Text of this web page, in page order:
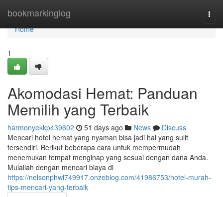
bookmarkinglog
Home
Home
1
Akomodasi Hemat: Panduan
Memilih yang Terbaik
harmonyekkp439602 51 days ago News
Discuss
Mencari hotel hemat yang nyaman bisa jadi hal yang sulit
tersendiri. Berikut beberapa cara untuk mempermudah
menemukan tempat menginap yang sesuai dengan dana Anda.
Mulailah dengan mencari biaya di
https://nelsonphwl749917.onzeblog.com/41986753/hotel-murah-
tips-mencari-yang-terbaik